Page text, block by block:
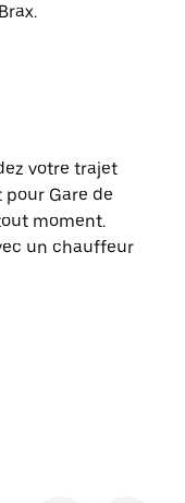
votre trajet
Gare de
moment.
un chauffeur